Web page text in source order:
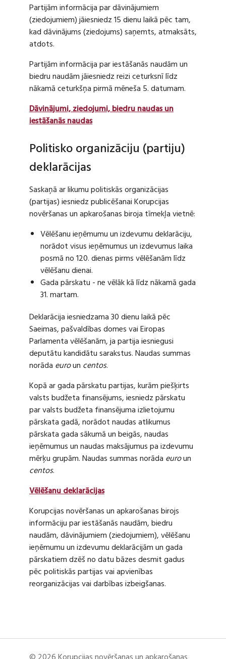
Partijām informācija par dāvinājumiem
(ziedojumiem) jāiesniedz 15 dienu laikā pēc tam,
kad dāvinājums (ziedojums) saņemts, atmaksāts,
atdots.
Partijām informācija par iestāšanās naudām un
biedru naudām jāiesniedz reizi ceturksnī līdz
nākamā ceturkšņa pirmā mēneša 5. datumam.
Dāvinājumi, ziedojumi, biedru naudas un
iestāšanās naudas
Politisko organizāciju (partiju)
deklarācijas
Saskaņā ar likumu politiskās organizācijas
(partijas) iesniedz publicēšanai Korupcijas
novēršanas un apkarošanas biroja tīmekļa vietnē:
Vēlēšanu ieņēmumu un izdevumu deklarāciju,
norādot visus ieņēmumus un izdevumus laika
posmā no 120. dienas pirms vēlēšanām līdz
vēlēšanu dienai.
Gada pārskatu - ne vēlāk kā līdz nākamā gada
31. martam.
Deklarācija iesniedzama 30 dienu laikā pēc
Saeimas, pašvaldības domes vai Eiropas
Parlamenta vēlēšanām, ja partija iesniegusi
deputātu kandidātu sarakstus. Naudas summas
norāda euroun centos.
Kopā ar gada pārskatu partijas, kurām piešķirts
valsts budžeta finansējums, iesniedz pārskatu
par valsts budžeta finansējuma izlietojumu
pārskata gadā, norādot naudas atlikumus
pārskata gada sākumā un beigās, naudas
ieņēmumus un naudas maksājumus pa izdevumu
mērķu grupām. Naudas summas norāda euroun
centos.
Vēlēšanu deklarācijas
Korupcijas novēršanas un apkarošanas birojs
informāciju par iestāšanās naudām, biedru
naudām, dāvinājumiem (ziedojumiem), vēlēšanu
ieņēmumu un izdevumu deklarācijām un gada
pārskatiem dzēš no datu bāzes desmit gadus
pēc politiskās partijas vai apvienības
reorganizācijas vai darbības izbeigšanas.